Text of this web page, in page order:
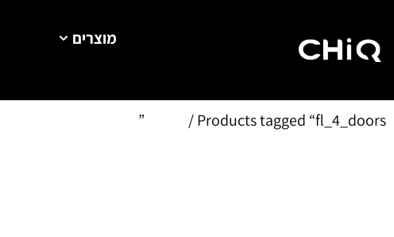
מוצרים
/ Products tagged “fl_4_doors”